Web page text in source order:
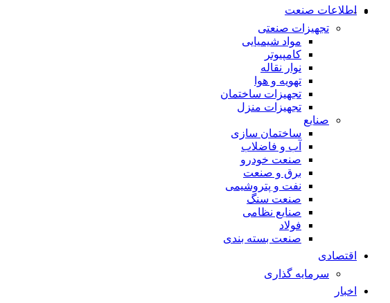
-
اطلاعات صنعت
تجهیزات صنعتی
مواد شیمیایی
کامپیوتر
نوار نقاله
تهویه و هوا
تجهیزات ساختمان
تجهیزات منزل
صنایع
ساختمان سازی
آب و فاضلاب
صنعت خودرو
برق و صنعت
نفت و پتروشیمی
صنعت سنگ
صنایع نظامی
فولاد
صنعت بسته بندی
اقتصادی
سرمایه گذاری
اخبار